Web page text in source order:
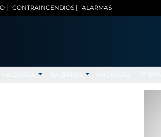
| CONTRAINCENDIOS | ALARMAS